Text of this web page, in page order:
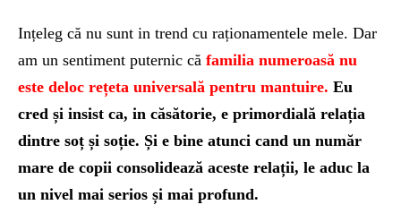
Ințeleg că nu sunt in trend cu raționamentele mele. Dar
am un sentiment puternic că familia numeroasă nu
este deloc rețeta universală pentru mantuire. Eu
cred și insist ca, in căsătorie, e primordială relația
dintre soț și soție. Și e bine atunci cand un număr
mare de copii consolidează aceste relații, le aduc la
un nivel mai serios și mai profund.